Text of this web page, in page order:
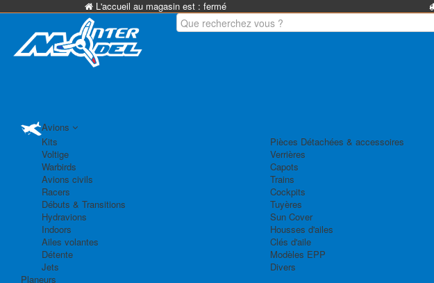
L'accueil au magasin est : fermé
Avions
Kits
Voltige
Warbirds
Avions civils
Racers
Débuts & Transitions
Hydravions
Indoors
Ailes volantes
Détente
Jets
Pièces Détachées & accessoires
Verrières
Capots
Trains
Cockpits
Tuyères
Sun Cover
Housses d'ailes
Clés d'aile
Modèles EPP
Divers
Planeurs